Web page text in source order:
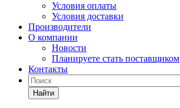
Условия оплаты
Условия доставки
Производители
О компании
Новости
Планируете стать поставщиком
Контакты
Найти